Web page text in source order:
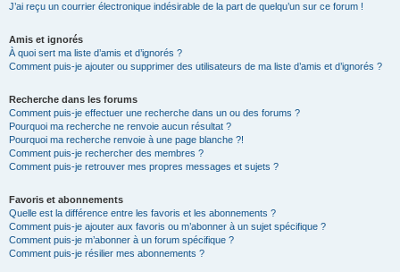
J’ai reçu un courrier électronique indésirable de la part de quelqu’un sur ce forum !
Amis et ignorés
À quoi sert ma liste d’amis et d’ignorés ?
Comment puis-je ajouter ou supprimer des utilisateurs de ma liste d’amis et d’ignorés ?
Recherche dans les forums
Comment puis-je effectuer une recherche dans un ou des forums ?
Pourquoi ma recherche ne renvoie aucun résultat ?
Pourquoi ma recherche renvoie à une page blanche ?!
Comment puis-je rechercher des membres ?
Comment puis-je retrouver mes propres messages et sujets ?
Favoris et abonnements
Quelle est la différence entre les favoris et les abonnements ?
Comment puis-je ajouter aux favoris ou m’abonner à un sujet spécifique ?
Comment puis-je m’abonner à un forum spécifique ?
Comment puis-je résilier mes abonnements ?